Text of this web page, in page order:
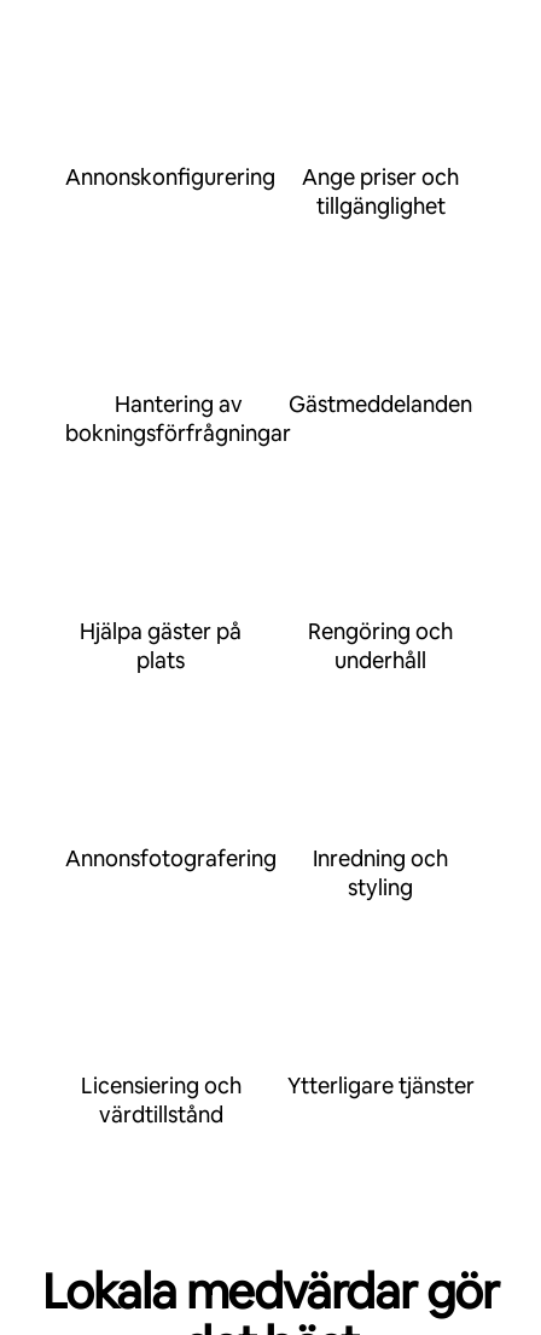
Annonskonfigurering
Ange priser och
tillgänglighet
Hantering av
bokningsförfrågningar
Gästmeddelanden
Hjälpa gäster på
plats
Rengöring och
underhåll
Annonsfotografering
Inredning och
styling
Licensiering och
värdtillstånd
Ytterligare tjänster
Lokala medvärdar gör